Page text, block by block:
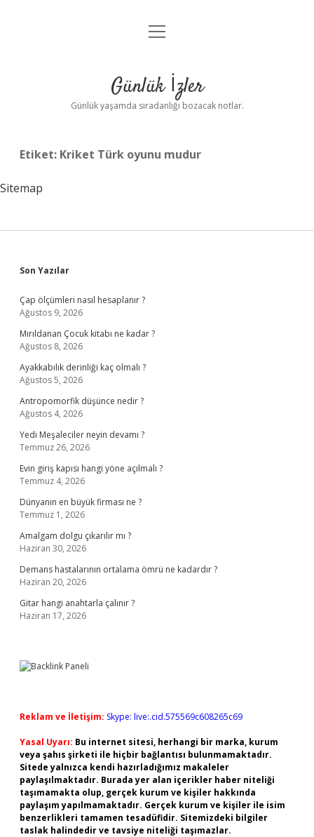
Anasayfa
Yasal Uyarı
menüyü
Günlük İzler
Günlük yaşamda sıradanlığı bozacak notlar.
Etiket: Kriket Türk oyunu mudur
Sitemap
Sidebar
Son Yazılar
Çap ölçümleri nasıl hesaplanır ?
Ağustos 9, 2026
Mırıldanan Çocuk kitabı ne kadar ?
Ağustos 8, 2026
Ayakkabılık derinliği kaç olmalı ?
Ağustos 5, 2026
Antropomorfik düşünce nedir ?
Ağustos 4, 2026
Yedi Meşaleciler neyin devamı ?
Temmuz 26, 2026
Evin giriş kapısı hangi yöne açılmalı ?
Temmuz 4, 2026
Dünyanın en büyük firması ne ?
Temmuz 1, 2026
Amalgam dolgu çıkarılır mı ?
Haziran 30, 2026
Demans hastalarının ortalama ömrü ne kadardır ?
Haziran 20, 2026
Gitar hangi anahtarla çalınır ?
Haziran 17, 2026
Reklam ve İletişim: Skype: live:.cid.575569c608265c69
Yasal Uyarı: Bu internet sitesi, herhangi bir marka, kurum
veya şahıs şirketi ile hiçbir bağlantısı bulunmamaktadır.
Sitede yalnızca kendi hazırladığımız makaleler
paylaşılmaktadır. Burada yer alan içerikler haber niteliği
taşımamakta olup, gerçek kurum ve kişiler hakkında
paylaşım yapılmamaktadır. Gerçek kurum ve kişiler ile isim
benzerlikleri tamamen tesadüfidir. Sitemizdeki bilgiler
taslak halindedir ve tavsiye niteliği taşımazlar.